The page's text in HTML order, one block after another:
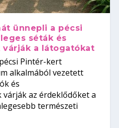
ünnepli a pécsi
séták és
várják a látogatókat
Pintér-kert
alkalmából vezetett
és
az érdeklődőket a
természeti